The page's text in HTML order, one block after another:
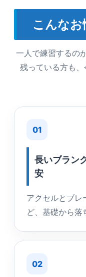
こんな
一人で練習するの
残っている方も
01
長いブラン
安
アクセルとブレ
ど、基礎から落
02